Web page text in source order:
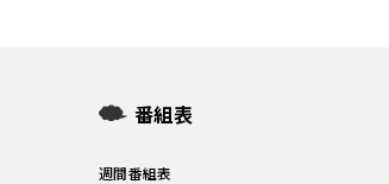
番組表
週間番組表